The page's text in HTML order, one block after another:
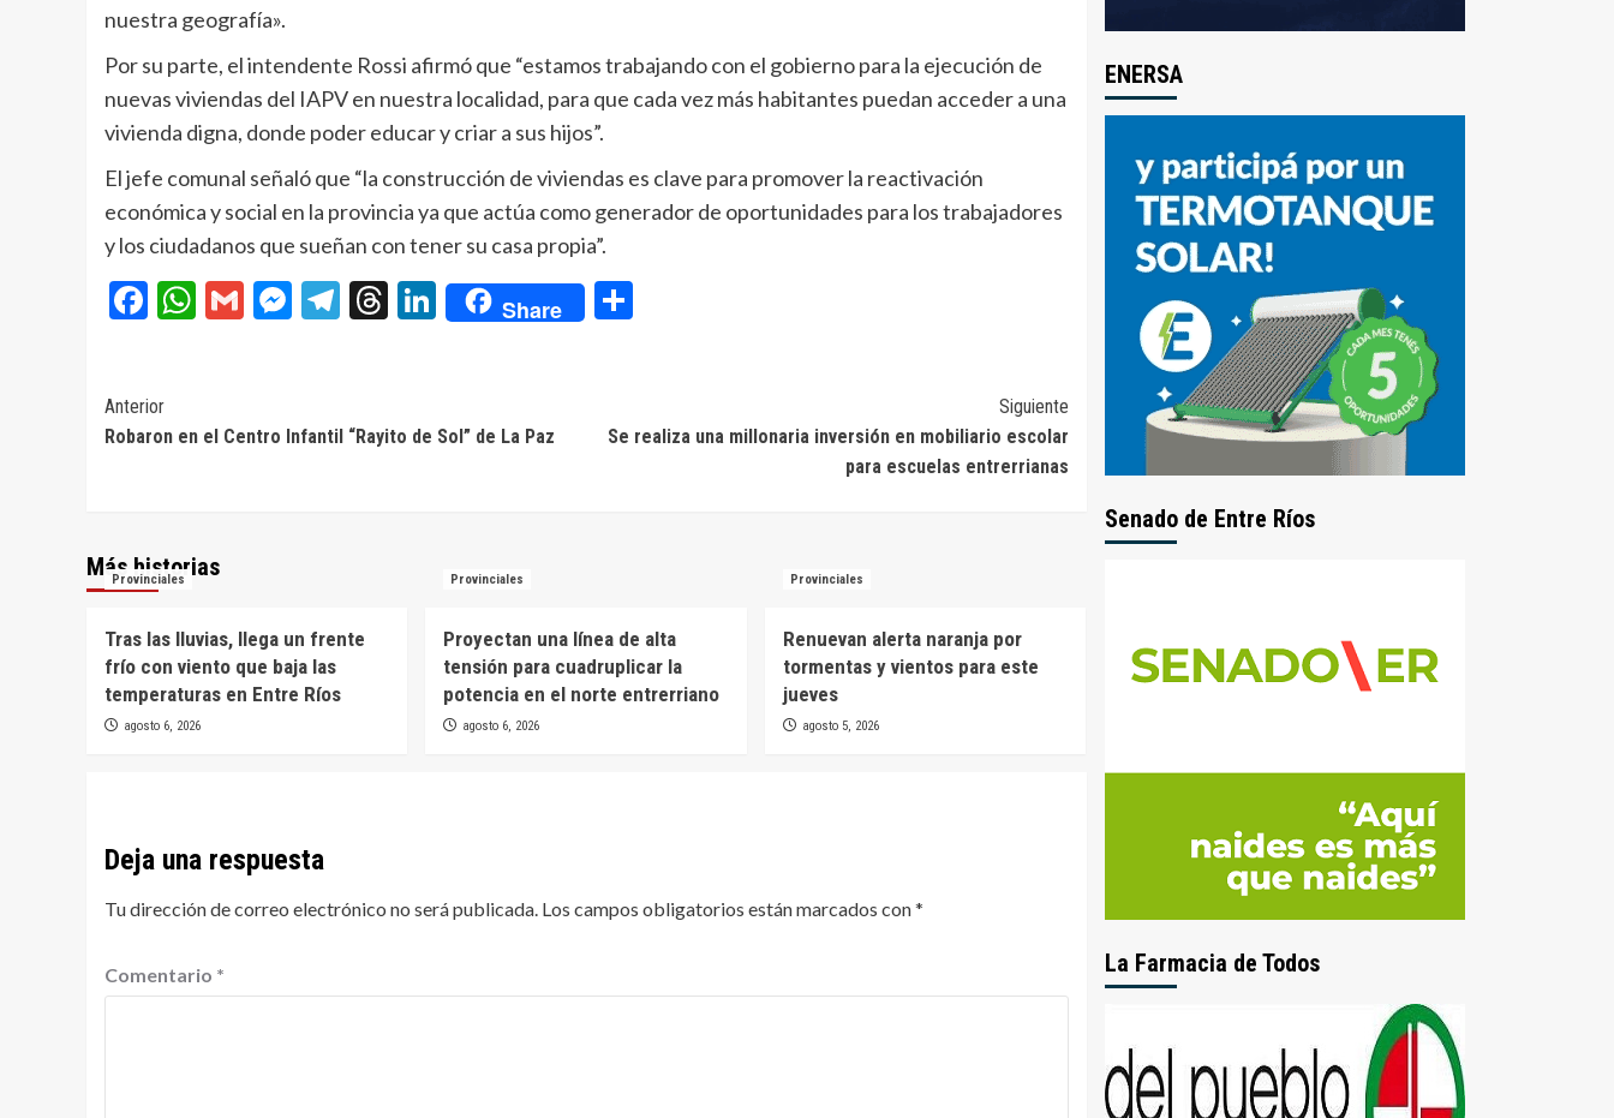
nuestra geografía».
Por su parte, el intendente Rossi afirmó que “estamos trabajando con el gobierno para la ejecución de
nuevas viviendas del IAPV en nuestra localidad, para que cada vez más habitantes puedan acceder a una
vivienda digna, donde poder educar y criar a sus hijos”.
El jefe comunal señaló que “la construcción de viviendas es clave para promover la reactivación
económica y social en la provincia ya que actúa como generador de oportunidades para los trabajadores
y los ciudadanos que sueñan con tener su casa propia”.
Facebook
WhatsApp
GmailMessenger
Telegram
Threads
LinkedIn
Share
Navegación
de
Anterior
Robaron en el Centro Infantil “Rayito de Sol” de La Paz
Siguiente
Se realiza una millonaria inversión en mobiliario escolar
para escuelas entrerrianas
Más historias
Provinciales
Tras las lluvias, llega un frente
frío con viento que baja las
temperaturas en Entre Ríos
agosto 6, 2026
Provinciales
Proyectan una línea de alta
tensión para cuadruplicar la
potencia en el norte entrerriano
agosto 6, 2026
Provinciales
Renuevan alerta naranja por
tormentas y vientos para este
jueves
agosto 5, 2026
Deja una respuesta
Tu dirección de correo electrónico no será publicada. Los campos obligatorios están marcados con*
Comentario *
ENERSA
Senado de Entre Ríos
La Farmacia de Todos